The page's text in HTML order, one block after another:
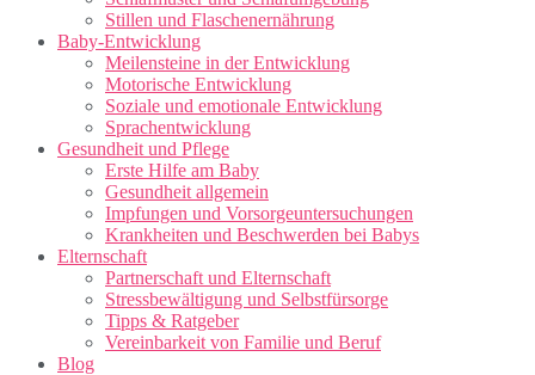
Stillen und Flaschenernährung
Baby-Entwicklung
Meilensteine in der Entwicklung
Motorische Entwicklung
Soziale und emotionale Entwicklung
Sprachentwicklung
Gesundheit und Pflege
Erste Hilfe am Baby
Gesundheit allgemein
Impfungen und Vorsorgeuntersuchungen
Krankheiten und Beschwerden bei Babys
Elternschaft
Partnerschaft und Elternschaft
Stressbewältigung und Selbstfürsorge
Tipps & Ratgeber
Vereinbarkeit von Familie und Beruf
Blog